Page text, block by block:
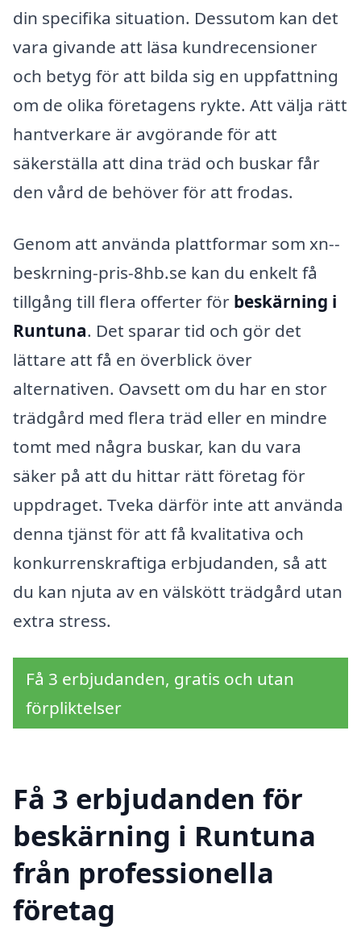
din specifika situation. Dessutom kan det
vara givande att läsa kundrecensioner
och betyg för att bilda sig en uppfattning
om de olika företagens rykte. Att välja rätt
hantverkare är avgörande för att
säkerställa att dina träd och buskar får
den vård de behöver för att frodas.
Genom att använda plattformar som xn--
beskrning-pris-8hb.se kan du enkelt få
tillgång till flera offerter för beskärning i
Runtuna. Det sparar tid och gör det
lättare att få en överblick över
alternativen. Oavsett om du har en stor
trädgård med flera träd eller en mindre
tomt med några buskar, kan du vara
säker på att du hittar rätt företag för
uppdraget. Tveka därför inte att använda
denna tjänst för att få kvalitativa och
konkurrenskraftiga erbjudanden, så att
du kan njuta av en välskött trädgård utan
extra stress.
Få 3 erbjudanden, gratis och utan
förpliktelser
Få 3 erbjudanden för
beskärning i Runtuna
från professionella
företag